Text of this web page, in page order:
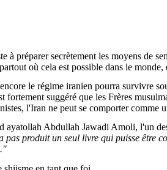
à préparer secrètement les moyens de
où cela est possible dans le
le régime iranien pourra survivre
fortement suggéré que les Frères
, l'Iran ne peut se comporter comme
ayatollah Abdullah Jawadi Amoli, l'un
produit un seul livre qui puisse être